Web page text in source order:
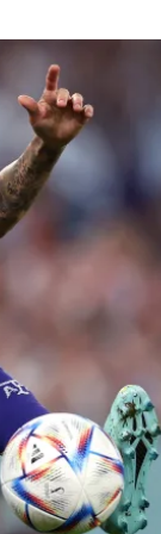
בפרסים
אלקטרה
1 – "מרלן"
לבית עסק
הערוצים